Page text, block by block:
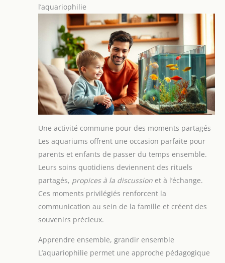
l’aquariophilie
Une activité commune pour des moments partagés
Les aquariums offrent une occasion parfaite pour
parents et enfants de passer du temps ensemble.
Leurs soins quotidiens deviennent des rituels
partagés, propices à la discussion et à l’échange.
Ces moments privilégiés renforcent la
communication au sein de la famille et créent des
souvenirs précieux.
Apprendre ensemble, grandir ensemble
L’aquariophilie permet une approche pédagogique